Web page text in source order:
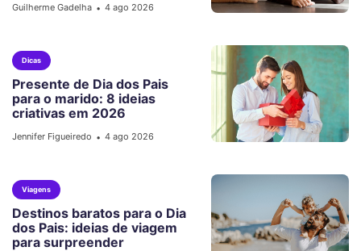
Guilherme Gadelha • 4 ago 2026
Dicas
Presente de Dia dos Pais
para o marido: 8 ideias
criativas em 2026
Jennifer Figueiredo • 4 ago 2026
Viagens
Destinos baratos para o Dia
dos Pais: ideias de viagem
para surpreender